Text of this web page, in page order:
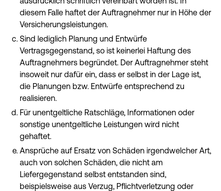
diesem Falle haftet der Auftragnehmer nur in Höhe der
Versicherungsleistungen.
Sind lediglich Planung und Entwürfe
Vertragsgegenstand, so ist keinerlei Haftung des
Auftragnehmers begründet. Der Auftragnehmer steht
insoweit nur dafür ein, dass er selbst in der Lage ist,
die Planungen bzw. Entwürfe entsprechend zu
realisieren.
Für unentgeltliche Ratschläge, Informationen oder
sonstige unentgeltliche Leistungen wird nicht
gehaftet.
Ansprüche auf Ersatz von Schäden irgendwelcher Art,
auch von solchen Schäden, die nicht am
Liefergegenstand selbst entstanden sind,
beispielsweise aus Verzug, Pflichtverletzung oder